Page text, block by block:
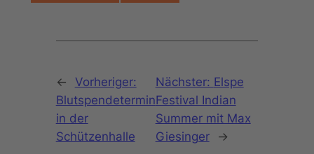
←
Vorheriger:
Blutspendetermin
in der
Schützenhalle
Nächster: Elspe
Festival Indian
Summer mit Max
Giesinger
→